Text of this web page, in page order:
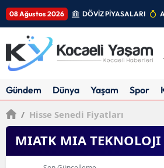
08 Ağustos 2026 DÖVİZ PİYASALARI
Gündem Dünya Yaşam Spor
/ Hisse Senedi Fiyatları
MIATK MIA TEKNOLOJI